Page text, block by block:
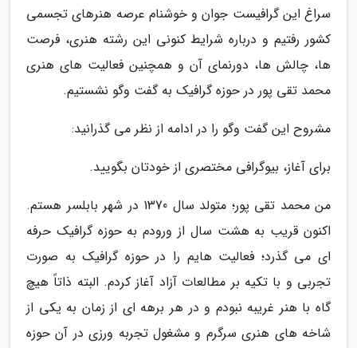
سراغ این گرافیست جوان و خوشنام عرصه هنرهای تجسمی
کشور رفتیم و درباره شرایط کنونی این رشته هنری، فرصت
ها، چالش ها، دورنمای آن و همچنین فعالیت های هنری
محمد تقی پور در حوزه گرافیک به گفت وگو نشستیم.
مشروح این گفت وگو را در ادامه از نظر می گذرانید:
برای آغاز، بیوگرافی مختصری از خودتان بگویید.
من محمد تقی پور؛ متولد سال 1370 در شهر بابلسر هستم.
اکنون قریب به هشت سال از ورودم به حوزه گرافیک حرفه
ای می گذرد؛ فعالیت هایم را در حوزه گرافیک به صورت
تجربی و با تکیه بر مطالعات آزاد آغاز کردم. البته ذاتاً هیچ
گاه با هنر غریبه نبودم و در هر برهه ای از زمان به یکی از
شاخه های هنری سرگرم و مشغول تجربه ورزی در آن حوزه